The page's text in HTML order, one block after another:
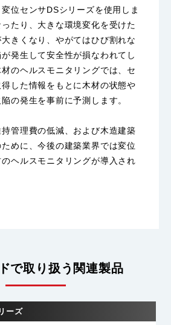
位センサDSシリーズを使用しま
たり、大きな環境変化を受けた
きくなり、やがてはひび割れな
発生して安全性が損なわれてし
のヘルスモニタリングでは、セ
した情報をもとに木材の状態や
の発生を事前に予測します。
管理費の低減、および木造建築
めに、今後の建築業界では変位
ヘルスモニタリングが導入され
で取り扱う関連製品
ーズ